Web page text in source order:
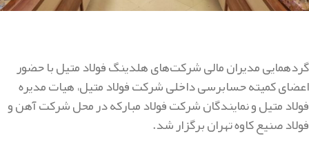
گردهمایی مدیران مالی شرکت‌های هلدینگ فولاد متیل با حضور
اعضای کمیته حسابرسی داخلی شرکت فولاد متیل، هیات مدیره
فولاد متیل و نمایندگان شرکت فولاد مبارکه در محل شرکت آهن و
فولاد صنیع کاوه تهران برگزار شد.